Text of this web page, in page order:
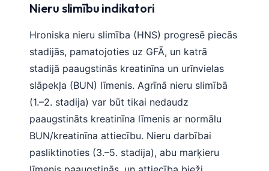
Nieru slimību indikatori
Hroniska nieru slimība (HNS) progresē piecās
stadijās, pamatojoties uz GFĀ, un katrā
stadijā paaugstinās kreatinīna un urīnvielas
slāpekļa (BUN) līmenis. Agrīnā nieru slimībā
(1.–2. stadija) var būt tikai nedaudz
paaugstināts kreatinīna līmenis ar normālu
BUN/kreatinīna attiecību. Nieru darbībai
pasliktinoties (3.–5. stadija), abu marķieru